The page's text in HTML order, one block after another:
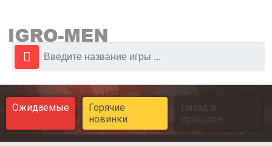
Ожидаемые
Горячие
новинки
Назад в
прошлое